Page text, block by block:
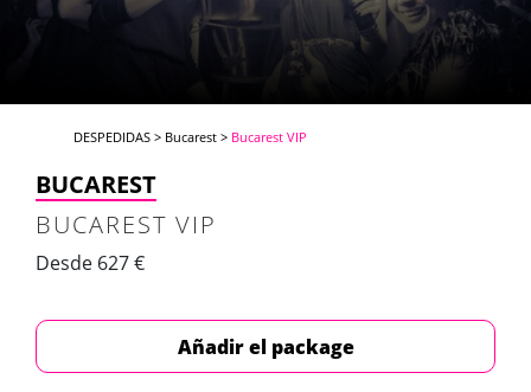
DESPEDIDAS > Bucarest > Bucarest VIP
BUCAREST
BUCAREST VIP
Desde 627 €
Añadir el package